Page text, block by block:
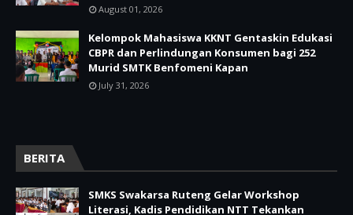
August 01, 2026
Kelompok Mahasiswa KKNT Gentaskin Edukasi
CBPR dan Perlindungan Konsumen bagi 252
Murid SMTK Benfomeni Kapan
July 31, 2026
BERITA
SMKS Swakarsa Ruteng Gelar Workshop
Literasi, Kadis Pendidikan NTT Tekankan